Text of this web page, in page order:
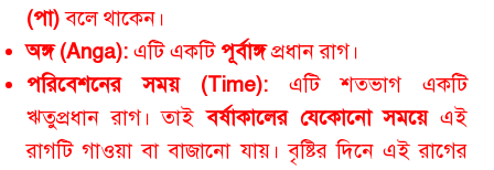
(পা)বলে থাকেন।
অঙ্গ (Anga): এটি একটি পূর্বাঙ্গপ্রধান রাগ।
পরিবেশনের সময় (Time): এটি শতভাগ একটি
ঋতুপ্রধান রাগ। তাইবর্ষাকালের যেকোনো সময়েএই
রাগটি গাওয়া বা বাজানো যায়। বৃষ্টির দিনে এই রাগের